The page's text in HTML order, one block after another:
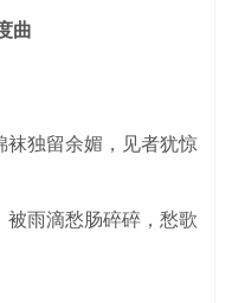
曲
独留余媚，见者犹惊
雨滴愁肠碎碎，愁歌